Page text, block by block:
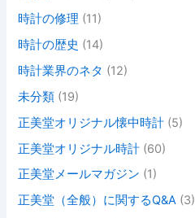
時計の修理 (11)
時計の歴史 (14)
時計業界のネタ (12)
未分類 (19)
正美堂オリジナル懐中時計 (5)
正美堂オリジナル時計 (60)
正美堂メールマガジン (1)
正美堂（全般）に関するQ&A (3)